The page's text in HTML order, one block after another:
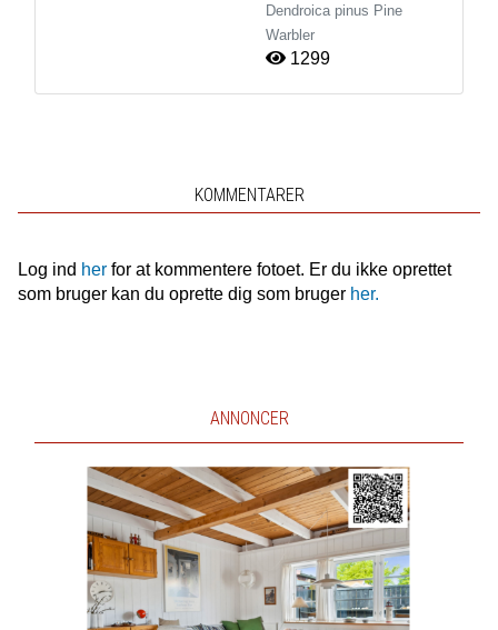
Dendroica pinus Pine
Warbler
1299
KOMMENTARER
Log ind herfor at kommentere fotoet. Er du ikke oprettet
som bruger kan du oprette dig som bruger her.
ANNONCER